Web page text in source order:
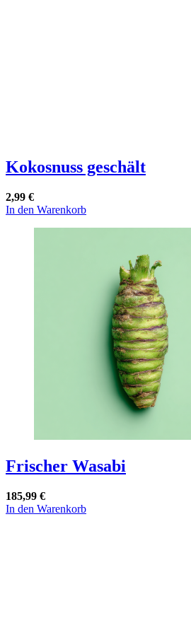
Kokosnuss geschält
2,99 €
In den Warenkorb
Frischer Wasabi
185,99 €
In den Warenkorb